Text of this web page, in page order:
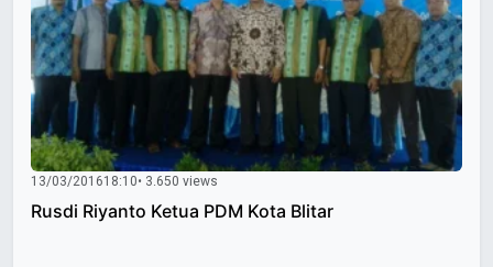
13/03/201618:10• 3.650 views
Rusdi Riyanto Ketua PDM Kota Blitar